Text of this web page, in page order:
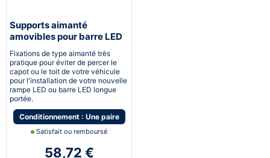
Supports aimanté
amovibles pour barre LED
et rampe LED longue
portée
Fixations de type aimanté très
pratique pour éviter de percer le
capot ou le toit de votre véhicule
pour l'installation de votre nouvelle
rampe LED ou barre LED longue
portée.
Conditionnement : Une paire
Satisfait ou remboursé
58,72 €